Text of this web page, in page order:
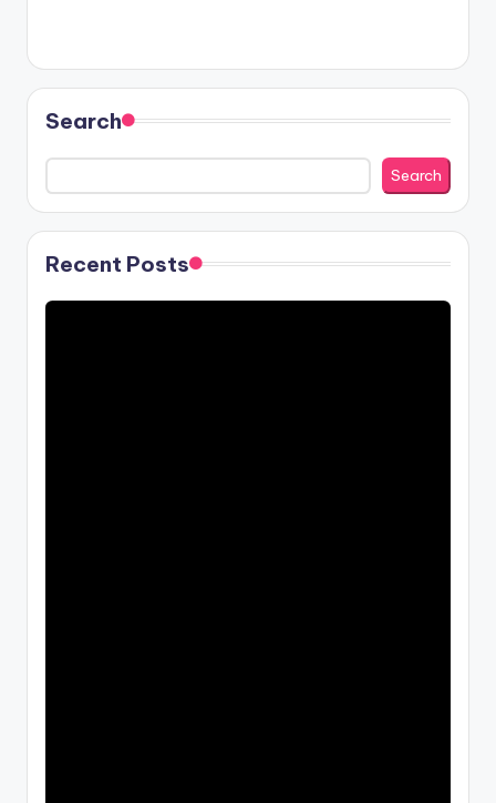
Search
Search
Recent Posts